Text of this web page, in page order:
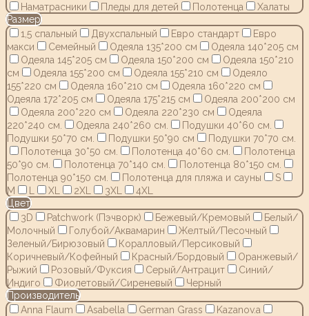
Наматрасники
Пледы для детей Полотенца
Халаты
Размер
1,5 спальный
Двухспальный Евро стандарт
Евро
макси
Семейный Одеяла 135*200 см
Одеяла 140*205 см
Одеяла 145*205 см
Одеяла 150*200 см
Одеяла 150*210
см
Одеяла 155*200 см Одеяла 155*210 см
Одеяло
155*220 см
Одеяла 160*210 см
Одеяла 160*220 см
Одеяла 172*205 см
Одеяла 175*215 см
Одеяла 200*200 см
Одеяла 200*220 см
Одеяла 220*230 см
Одеяла
220*240 см.
Одеяла 240*260 см.
Подушки 40*60 см.
Подушки 50*70 см.
Подушки 50*90 см
Подушки 70*70 см.
Полотенца 30*50 см.
Полотенца 40*60 см.
Полотенца
50*90 см.
Полотенца 70*140 см.
Полотенца 80*150 см.
Полотенца 90*150 см.
Полотенца для пляжа и сауны
S
M
XL 2XL 3XL
4XL
Цвет
3D
Patchwork (Пэчворк) Бежевый/Кремовый
Белый/
Молочный
Голубой/Аквамарин
Желтый/Песочный
Зеленый/Бирюзовый
Коралловый/Персиковый
Коричневый/Кофейный
Красный/Бордовый
Оранжевый/
Рыжий
Розовый/Фуксия Серый/Антрацит
Синий/
Индиго
Фиолетовый/Сиреневый
Черный
Производитель
Anna Flaum
Asabella German Grass
Kazanov.a